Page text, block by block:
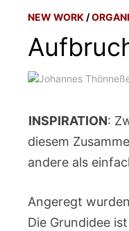
NEW WORK /
INSPIRATION:
diesem
andere als
Angeregt
Die Grundidee